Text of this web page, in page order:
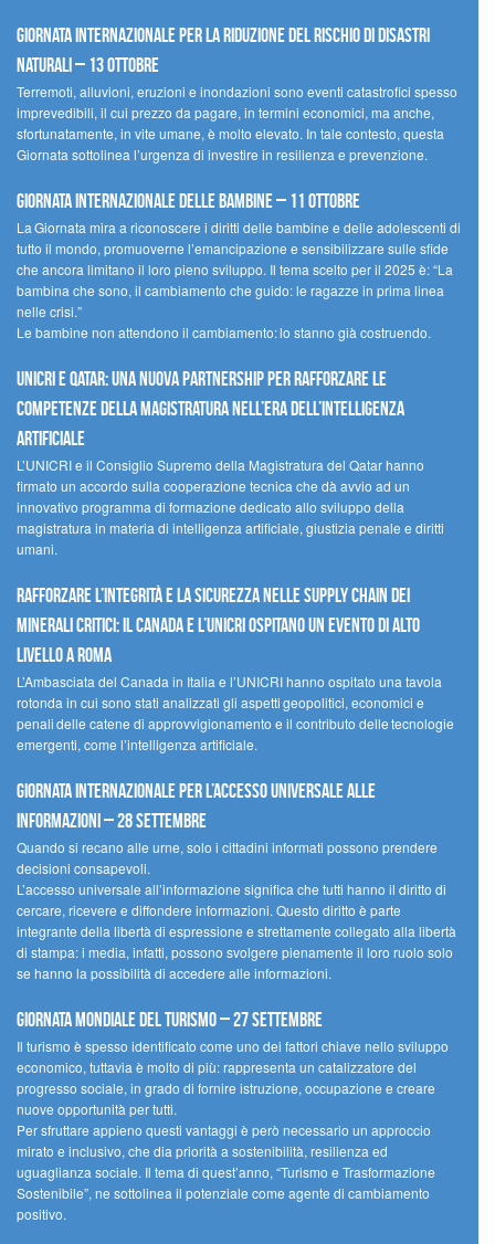
Giornata internazionale per la riduzione del rischio di disastri
naturali – 13 ottobre
Terremoti, alluvioni, eruzioni e inondazioni sono eventi catastrofici spesso
imprevedibili, il cui prezzo da pagare, in termini economici, ma anche,
sfortunatamente, in vite umane, è molto elevato. In tale contesto, questa
Giornata sottolinea l’urgenza di investire in resilienza e prevenzione.
Giornata internazionale delle bambine – 11 ottobre
La Giornata mira a riconoscere i diritti delle bambine e delle adolescenti di
tutto il mondo, promuoverne l’emancipazione e sensibilizzare sulle sfide
che ancora limitano il loro pieno sviluppo. Il tema scelto per il 2025 è: “La
bambina che sono, il cambiamento che guido: le ragazze in prima linea
nelle crisi.”
Le bambine non attendono il cambiamento: lo stanno già costruendo.
UNICRI e Qatar: una nuova partnership per rafforzare le
competenze della magistratura nell’era dell’intelligenza
artificiale
L’UNICRI e il Consiglio Supremo della Magistratura del Qatar hanno
firmato un accordo sulla cooperazione tecnica che dà avvio ad un
innovativo programma di formazione dedicato allo sviluppo della
magistratura in materia di intelligenza artificiale, giustizia penale e diritti
umani.
Rafforzare l’integrità e la sicurezza nelle supply chain dei
minerali critici: il Canada e l’UNICRI ospitano un evento di alto
livello a Roma
L’Ambasciata del Canada in Italia e l’UNICRI hanno ospitato una tavola
rotonda in cui sono stati analizzati gli aspetti geopolitici, economici e
penali delle catene di approvvigionamento e il contributo delle tecnologie
emergenti, come l’intelligenza artificiale.
Giornata internazionale per l’accesso universale alle
informazioni – 28 settembre
Quando si recano alle urne, solo i cittadini informati possono prendere
decisioni consapevoli.
L’accesso universale all’informazione significa che tutti hanno il diritto di
cercare, ricevere e diffondere informazioni. Questo diritto è parte
integrante della libertà di espressione e strettamente collegato alla libertà
di stampa: i media, infatti, possono svolgere pienamente il loro ruolo solo
se hanno la possibilità di accedere alle informazioni.
Giornata mondiale del turismo – 27 settembre
Il turismo è spesso identificato come uno dei fattori chiave nello sviluppo
economico, tuttavia è molto di più: rappresenta un catalizzatore del
progresso sociale, in grado di fornire istruzione, occupazione e creare
nuove opportunità per tutti.
Per sfruttare appieno questi vantaggi è però necessario un approccio
mirato e inclusivo, che dia priorità a sostenibilità, resilienza ed
uguaglianza sociale. Il tema di quest’anno, “Turismo e Trasformazione
Sostenibile”, ne sottolinea il potenziale come agente di cambiamento
positivo.